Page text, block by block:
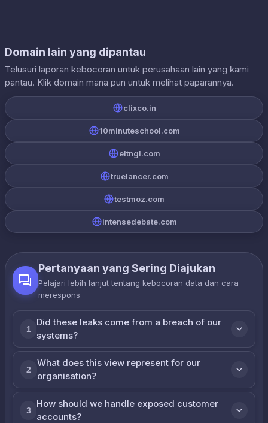
Domain lain yang dipantau
Telusuri laporan kebocoran untuk perusahaan lain yang kami
pantau. Klik domain mana pun untuk melihat paparannya.
clixco.in
10minuteschool.com
eltngl.com
truelancer.com
testmoz.com
intensedebate.com
Pertanyaan yang Sering Diajukan
Pelajari lebih lanjut tentang kebocoran data dan cara
merespons
1
Did these leaks come from a breach of our
systems?
2
What does this view represent for our
organisation?
3
How should we handle exposed customer
accounts?